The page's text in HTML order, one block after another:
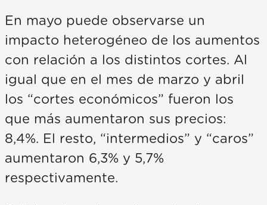
En mayo puede observarse un
impacto heterogéneo de los aumentos
con relación a los distintos cortes. Al
igual que en el mes de marzo y abril
los “cortes económicos” fueron los
que más aumentaron sus precios:
8,4%. El resto, “intermedios” y “caros”
aumentaron 6,3% y 5,7%
respectivamente.